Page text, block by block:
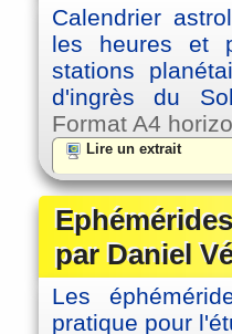
Calendrier
les heures et
stations
d'ingrès du
Format A4
Lire un extrait
par Daniel
Les
pratique pour